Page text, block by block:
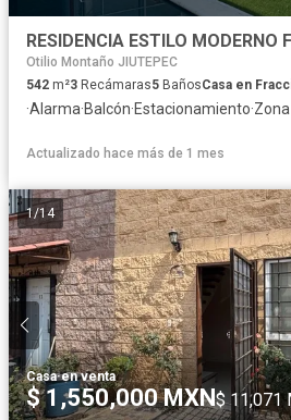
Otilio Montaño JIUTEPEC
542 m²3 Recámaras5 BañosCasa en
·Alarma·Balcón·Estacionamiento·
Actualizado hace más de 1 mes
1/14
Casa·en venta
$ 1,550,000 MXN$ 11,071